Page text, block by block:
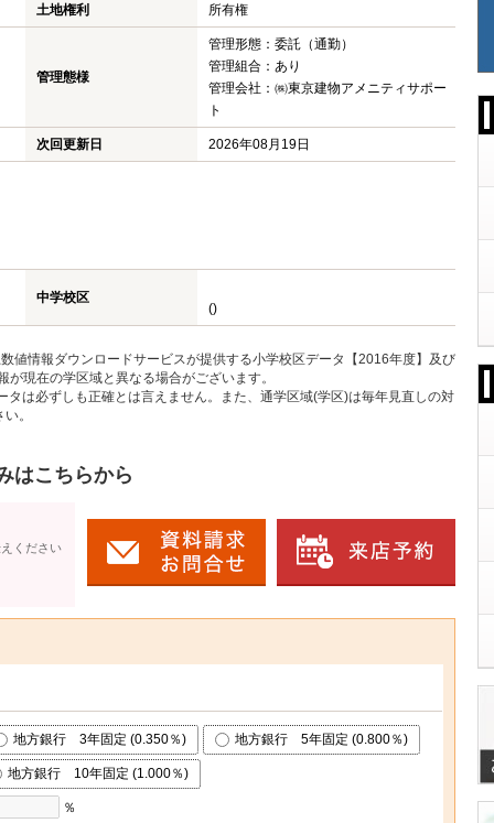
土地権利 所有権
管理態様
管理形態：委託（通勤）
管理組合：あり
管理会社：㈱東京建物アメニティサポー
ト
次回更新日
2026年08月19日
中学校区
()
値情報ダウンロードサービスが提供する小学校区データ【2016年度】及び
現在の学区域と異なる場合がございます。
は必ずしも正確とは言えません。また、通学区域(学区)は毎年見直しの対
。
はこちらから
ください
地方銀行 3年固定 (0.350％) 地方銀行 5年固定 (0.800％)
地方銀行 10年固定 (1.000％)
％